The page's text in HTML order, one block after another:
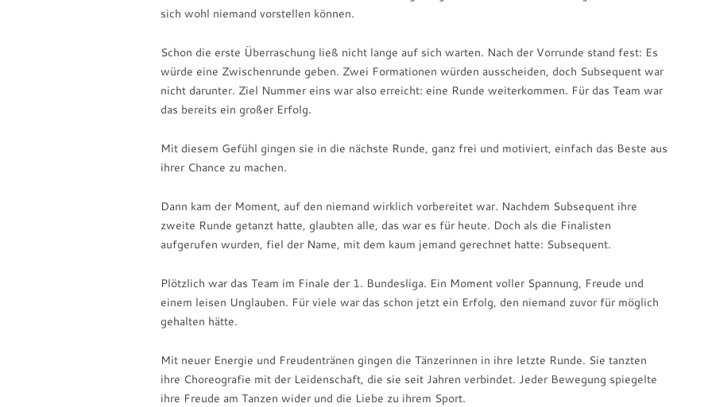
sich wohl niemand vorstellen können.
Schon die erste Überraschung ließ nicht lange auf sich warten. Nach der Vorrunde stand fest: Es
würde eine Zwischenrunde geben. Zwei Formationen würden ausscheiden, doch Subsequent war
nicht darunter. Ziel Nummer eins war also erreicht: eine Runde weiterkommen. Für das Team war
das bereits ein großer Erfolg.
Mit diesem Gefühl gingen sie in die nächste Runde, ganz frei und motiviert, einfach das Beste aus
ihrer Chance zu machen.
Dann kam der Moment, auf den niemand wirklich vorbereitet war. Nachdem Subsequent ihre
zweite Runde getanzt hatte, glaubten alle, das war es für heute. Doch als die Finalisten
aufgerufen wurden, fiel der Name, mit dem kaum jemand gerechnet hatte: Subsequent.
Plötzlich war das Team im Finale der 1. Bundesliga. Ein Moment voller Spannung, Freude und
einem leisen Unglauben. Für viele war das schon jetzt ein Erfolg, den niemand zuvor für möglich
gehalten hätte.
Mit neuer Energie und Freudentränen gingen die Tänzerinnen in ihre letzte Runde. Sie tanzten
ihre Choreografie mit der Leidenschaft, die sie seit Jahren verbindet. Jeder Bewegung spiegelte
ihre Freude am Tanzen wider und die Liebe zu ihrem Sport.